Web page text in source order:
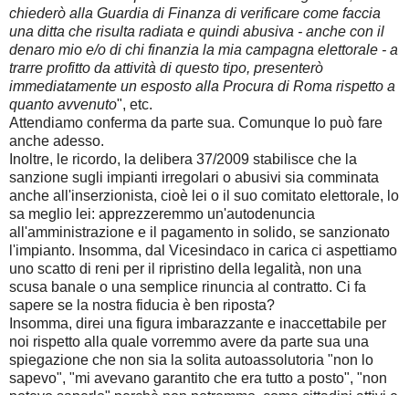
chiederò alla Guardia di Finanza di verificare come faccia
una ditta che risulta radiata e quindi abusiva - anche con il
denaro mio e/o di chi finanzia la mia campagna elettorale - a
trarre profitto da attività di questo tipo, presenterò
immediatamente un esposto alla Procura di Roma rispetto a
quanto avvenuto", etc.
Attendiamo conferma da parte sua. Comunque lo può fare
anche adesso.
Inoltre, le ricordo, la delibera 37/2009 stabilisce che la
sanzione sugli impianti irregolari o abusivi sia comminata
anche all'inserzionista, cioè lei o il suo comitato elettorale, lo
sa meglio lei: apprezzeremmo un'autodenuncia
all'amministrazione e il pagamento in solido, se sanzionato
l'impianto. Insomma, dal Vicesindaco in carica ci aspettiamo
uno scatto di reni per il ripristino della legalità, non una
scusa banale o una semplice rinuncia al contratto. Ci fa
sapere se la nostra fiducia è ben riposta?
Insomma, direi una figura imbarazzante e inaccettabile per
noi rispetto alla quale vorremmo avere da parte sua una
spiegazione che non sia la solita autoassolutoria "non lo
sapevo", "mi avevano garantito che era tutto a posto", "non